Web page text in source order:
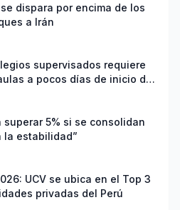
dispara por encima de los
a Irán
supervisados requiere
a pocos días de inicio del
superar 5% si se consolidan
la estabilidad”
UCV se ubica en el Top 3
privadas del Perú